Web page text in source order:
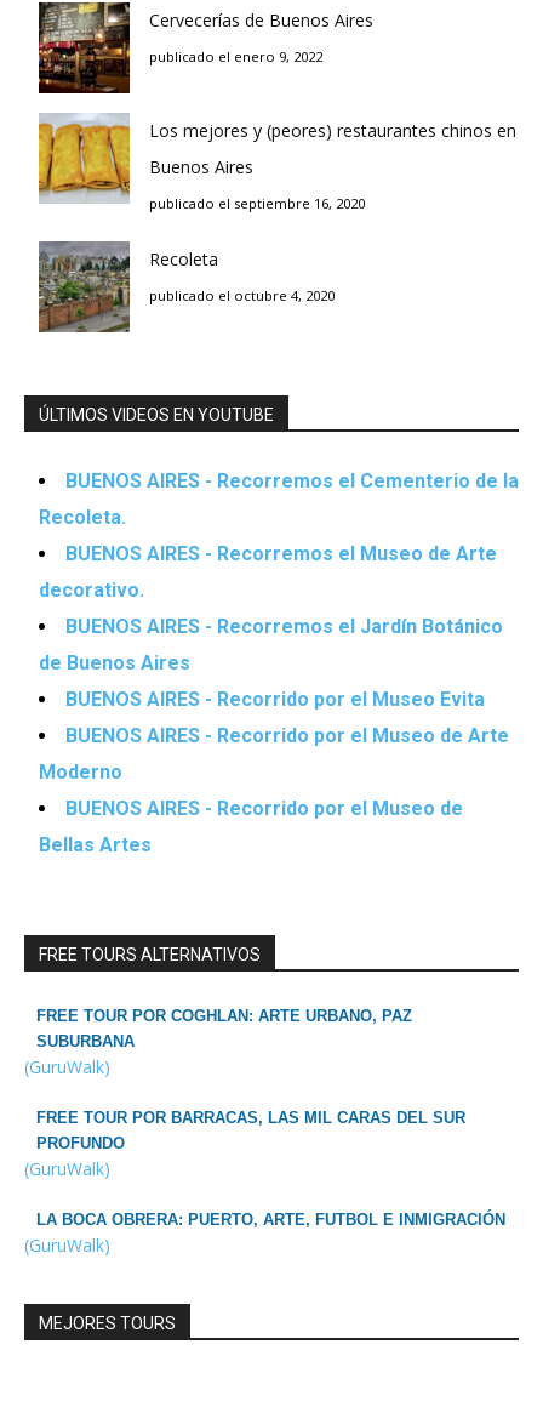
Cervecerías de Buenos Aires
publicado el enero 9, 2022
Los mejores y (peores) restaurantes chinos en
Buenos Aires
publicado el septiembre 16, 2020
Recoleta
publicado el octubre 4, 2020
ÚLTIMOS VIDEOS EN YOUTUBE
BUENOS AIRES - Recorremos el Cementerio de la
Recoleta.
BUENOS AIRES - Recorremos el Museo de Arte
decorativo.
BUENOS AIRES - Recorremos el Jardín Botánico
de Buenos Aires
BUENOS AIRES - Recorrido por el Museo Evita
BUENOS AIRES - Recorrido por el Museo de Arte
Moderno
BUENOS AIRES - Recorrido por el Museo de
Bellas Artes
FREE TOURS ALTERNATIVOS
FREE TOUR POR COGHLAN: ARTE URBANO, PAZ
SUBURBANA
(GuruWalk)
FREE TOUR POR BARRACAS, LAS MIL CARAS DEL SUR
PROFUNDO
(GuruWalk)
LA BOCA OBRERA: PUERTO, ARTE, FUTBOL E INMIGRACIÓN
(GuruWalk)
MEJORES TOURS